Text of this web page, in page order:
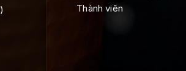
Thành viên